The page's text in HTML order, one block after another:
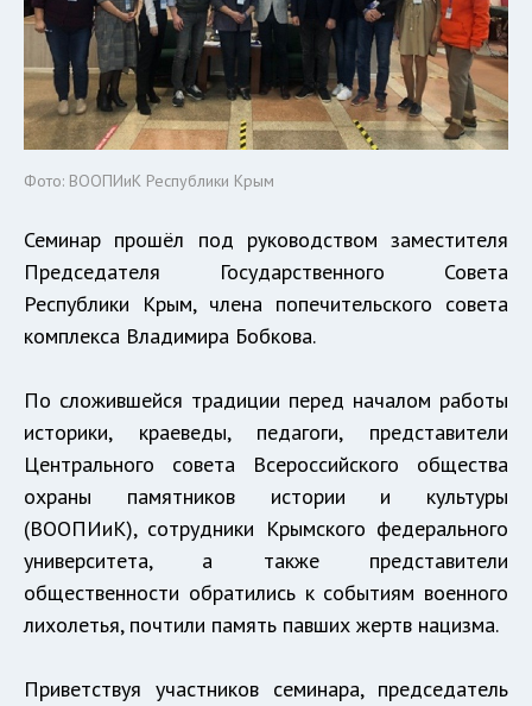
Фото: ВООПИиК Республики Крым
Семинар прошёл под руководством заместителя
Председателя Государственного Совета
Республики Крым, члена попечительского совета
комплекса Владимира Бобкова.
По сложившейся традиции перед началом работы
историки, краеведы, педагоги, представители
Центрального совета Всероссийского общества
охраны памятников истории и культуры
(ВООПИиК), сотрудники Крымского федерального
университета, а также представители
общественности обратились к событиям военного
лихолетья, почтили память павших жертв нацизма.
Приветствуя участников семинара, председатель